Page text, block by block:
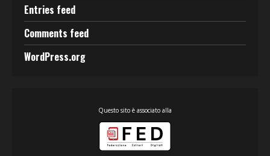
Entries feed
Comments feed
WordPress.org
Questo sito è associato alla